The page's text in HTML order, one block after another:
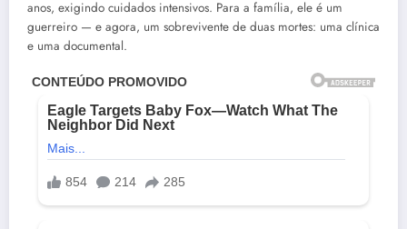
anos, exigindo cuidados intensivos. Para a família, ele é um
guerreiro — e agora, um sobrevivente de duas mortes: uma clínica
e uma documental.